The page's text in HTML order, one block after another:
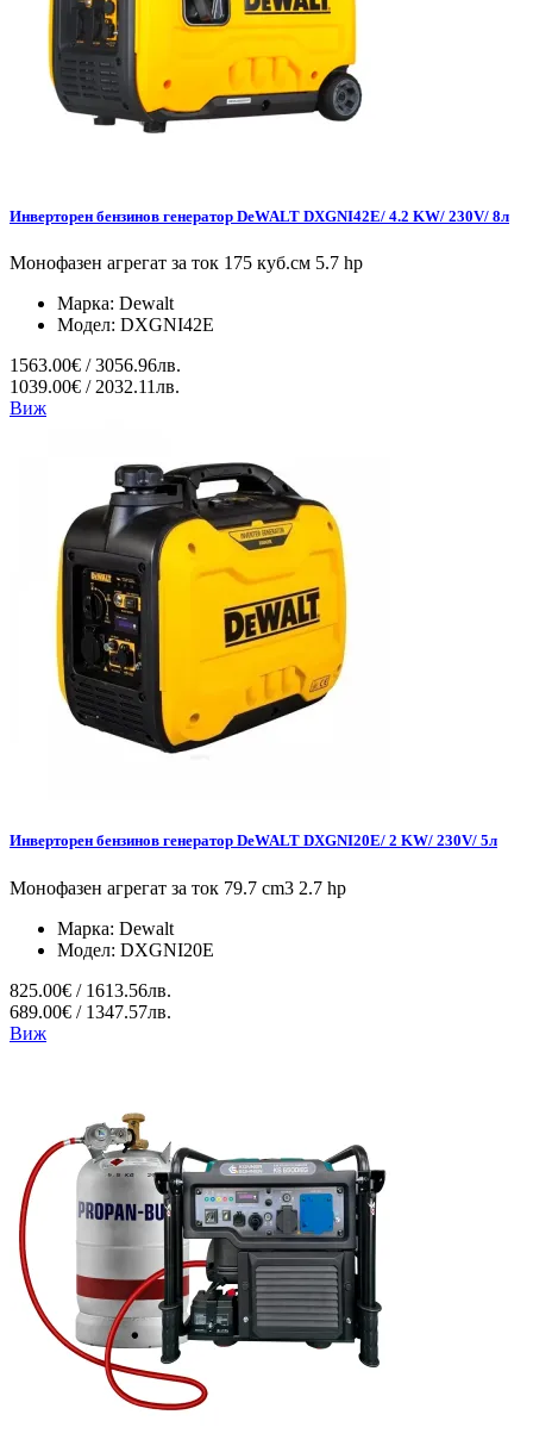
Инверторен бензинов генератор DeWALT DXGNI42E/ 4.2 KW/ 230V/ 8л
Монофазен агрегат за ток 175 куб.см 5.7 hp
Марка: Dewalt
Модел: DXGNI42E
1563.00€ / 3056.96лв.
1039.00€ / 2032.11лв.
Виж
Инверторен бензинов генератор DeWALT DXGNI20E/ 2 KW/ 230V/ 5л
Монофазен агрегат за ток 79.7 cm3 2.7 hp
Марка: Dewalt
Модел: DXGNI20E
825.00€ / 1613.56лв.
689.00€ / 1347.57лв.
Виж